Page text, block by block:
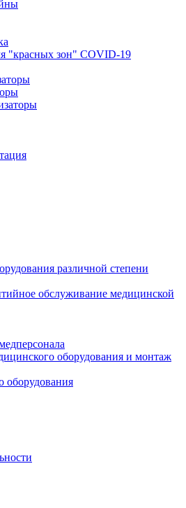
"красных зон" COVID-19
различной степени
обслуживание медицинской
оборудования и монтаж
оборудования